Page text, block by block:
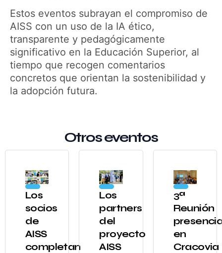
Estos eventos subrayan el compromiso de
AISS con un uso de la IA ético,
transparente y pedagógicamente
significativo en la Educación Superior, al
tiempo que recogen comentarios
concretos que orientan la sostenibilidad y
la adopción futura.
Otros eventos
Los
socios
de
AISS
completan
Los
partners
del
proyecto
AISS
3ª
Reunión
en
Cracovia